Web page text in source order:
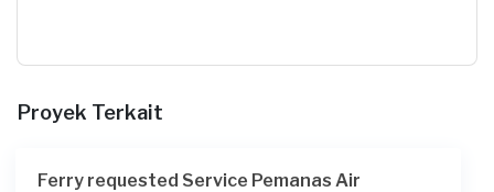
Proyek Terkait
Ferry requested Service Pemanas Air